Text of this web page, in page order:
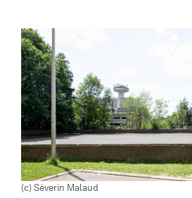
bma
(c) Séverin Malaud